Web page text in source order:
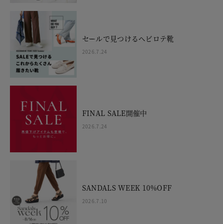
セールで見つけるヘビロテ靴
2026.7.24
FINAL SALE開催中
2026.7.24
SANDALS WEEK 10%OFF
2026.7.10